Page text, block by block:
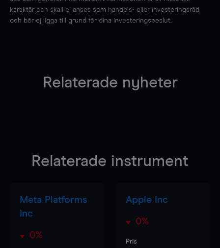
karaktär och skall ej anses som handels- eller investeringsråd
och bör ej ligga till grund för dina investeringsbeslut.
Relaterade nyheter
Relaterade instrument
Meta Platforms
Inc
0%
Apple Inc
0%
Pris